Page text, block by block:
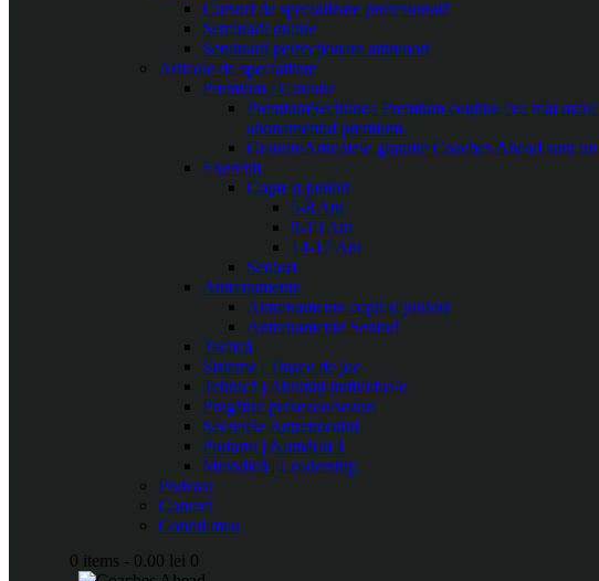
Cursuri de specializare profesională
Seminarii online
Seminarii perfecționare antrenori
Articole de specialitate
Premium / Gratuite
PremiumSecțiunea Premium conține cea mai
abonamentul premium.
GratuiteArticolele gratuite Coaches Ahead sunt
Exerciții
Copii și juniori
5-8 Ani
9-13 Ani
14-17 Ani
Seniori
Antrenamente
Antrenamente copii și juniori
Antrenamente Seniori
Tactică
Sisteme | Trasee de joc
Tehnică | Abilități individuale
Pregătire presezon/sezon
Secretele Antrenorului
Portarul | Numărul 1
Metodică | Leadership
Podcast
Contact
Contul meu
0 items - 0.00 lei 0